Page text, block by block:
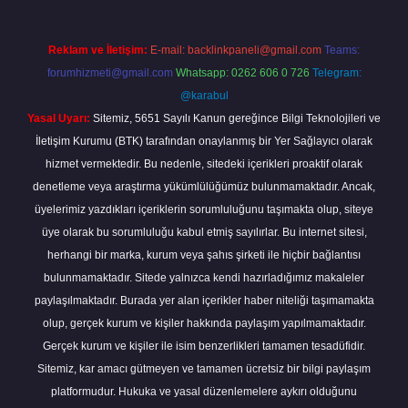
Reklam ve İletişim: E-mail: backlinkpaneli@gmail.com Teams:
forumhizmeti@gmail.com Whatsapp: 0262 606 0 726 Telegram:
@karabul
Yasal Uyarı: Sitemiz, 5651 Sayılı Kanun gereğince Bilgi Teknolojileri ve
İletişim Kurumu (BTK) tarafından onaylanmış bir Yer Sağlayıcı olarak
hizmet vermektedir. Bu nedenle, sitedeki içerikleri proaktif olarak
denetleme veya araştırma yükümlülüğümüz bulunmamaktadır. Ancak,
üyelerimiz yazdıkları içeriklerin sorumluluğunu taşımakta olup, siteye
üye olarak bu sorumluluğu kabul etmiş sayılırlar. Bu internet sitesi,
herhangi bir marka, kurum veya şahıs şirketi ile hiçbir bağlantısı
bulunmamaktadır. Sitede yalnızca kendi hazırladığımız makaleler
paylaşılmaktadır. Burada yer alan içerikler haber niteliği taşımamakta
olup, gerçek kurum ve kişiler hakkında paylaşım yapılmamaktadır.
Gerçek kurum ve kişiler ile isim benzerlikleri tamamen tesadüfidir.
Sitemiz, kar amacı gütmeyen ve tamamen ücretsiz bir bilgi paylaşım
platformudur. Hukuka ve yasal düzenlemelere aykırı olduğunu